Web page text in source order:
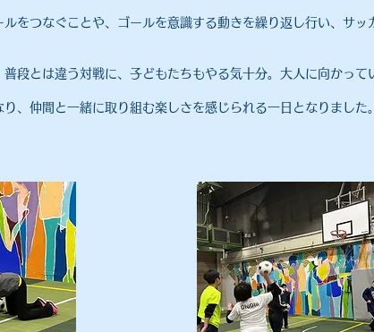
をつなぐことや、ゴールを意識する動きを繰り返し行い、サッ
段とは違う対戦に、子どもたちもやる気十分。大人に向かって
、仲間と一緒に取り組む楽しさを感じられる一日となりました。